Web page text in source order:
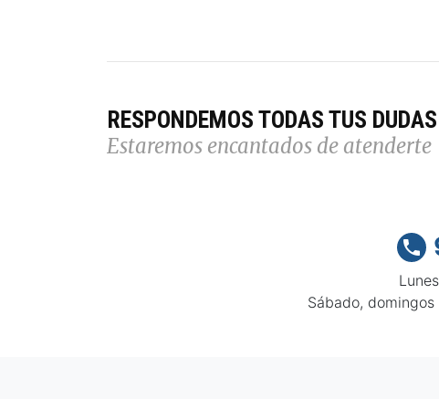
RESPONDEMOS TODAS TUS DUDAS
Estaremos encantados de atenderte

Sábado,